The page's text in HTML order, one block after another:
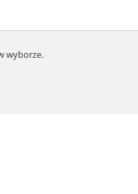
wyborze.